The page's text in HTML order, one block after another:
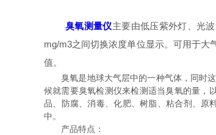
臭氧测量仪主要由低压紫外灯、光
mg/m3之间切换浓度单位显示。可用于大
值。
臭氧是地球大气层中的一种气体，同时这
候就需要臭氧检测仪来检测适当臭氧的量，
品、防腐、消毒、化肥、树脂、粘合剂、原
中。
产品特点：